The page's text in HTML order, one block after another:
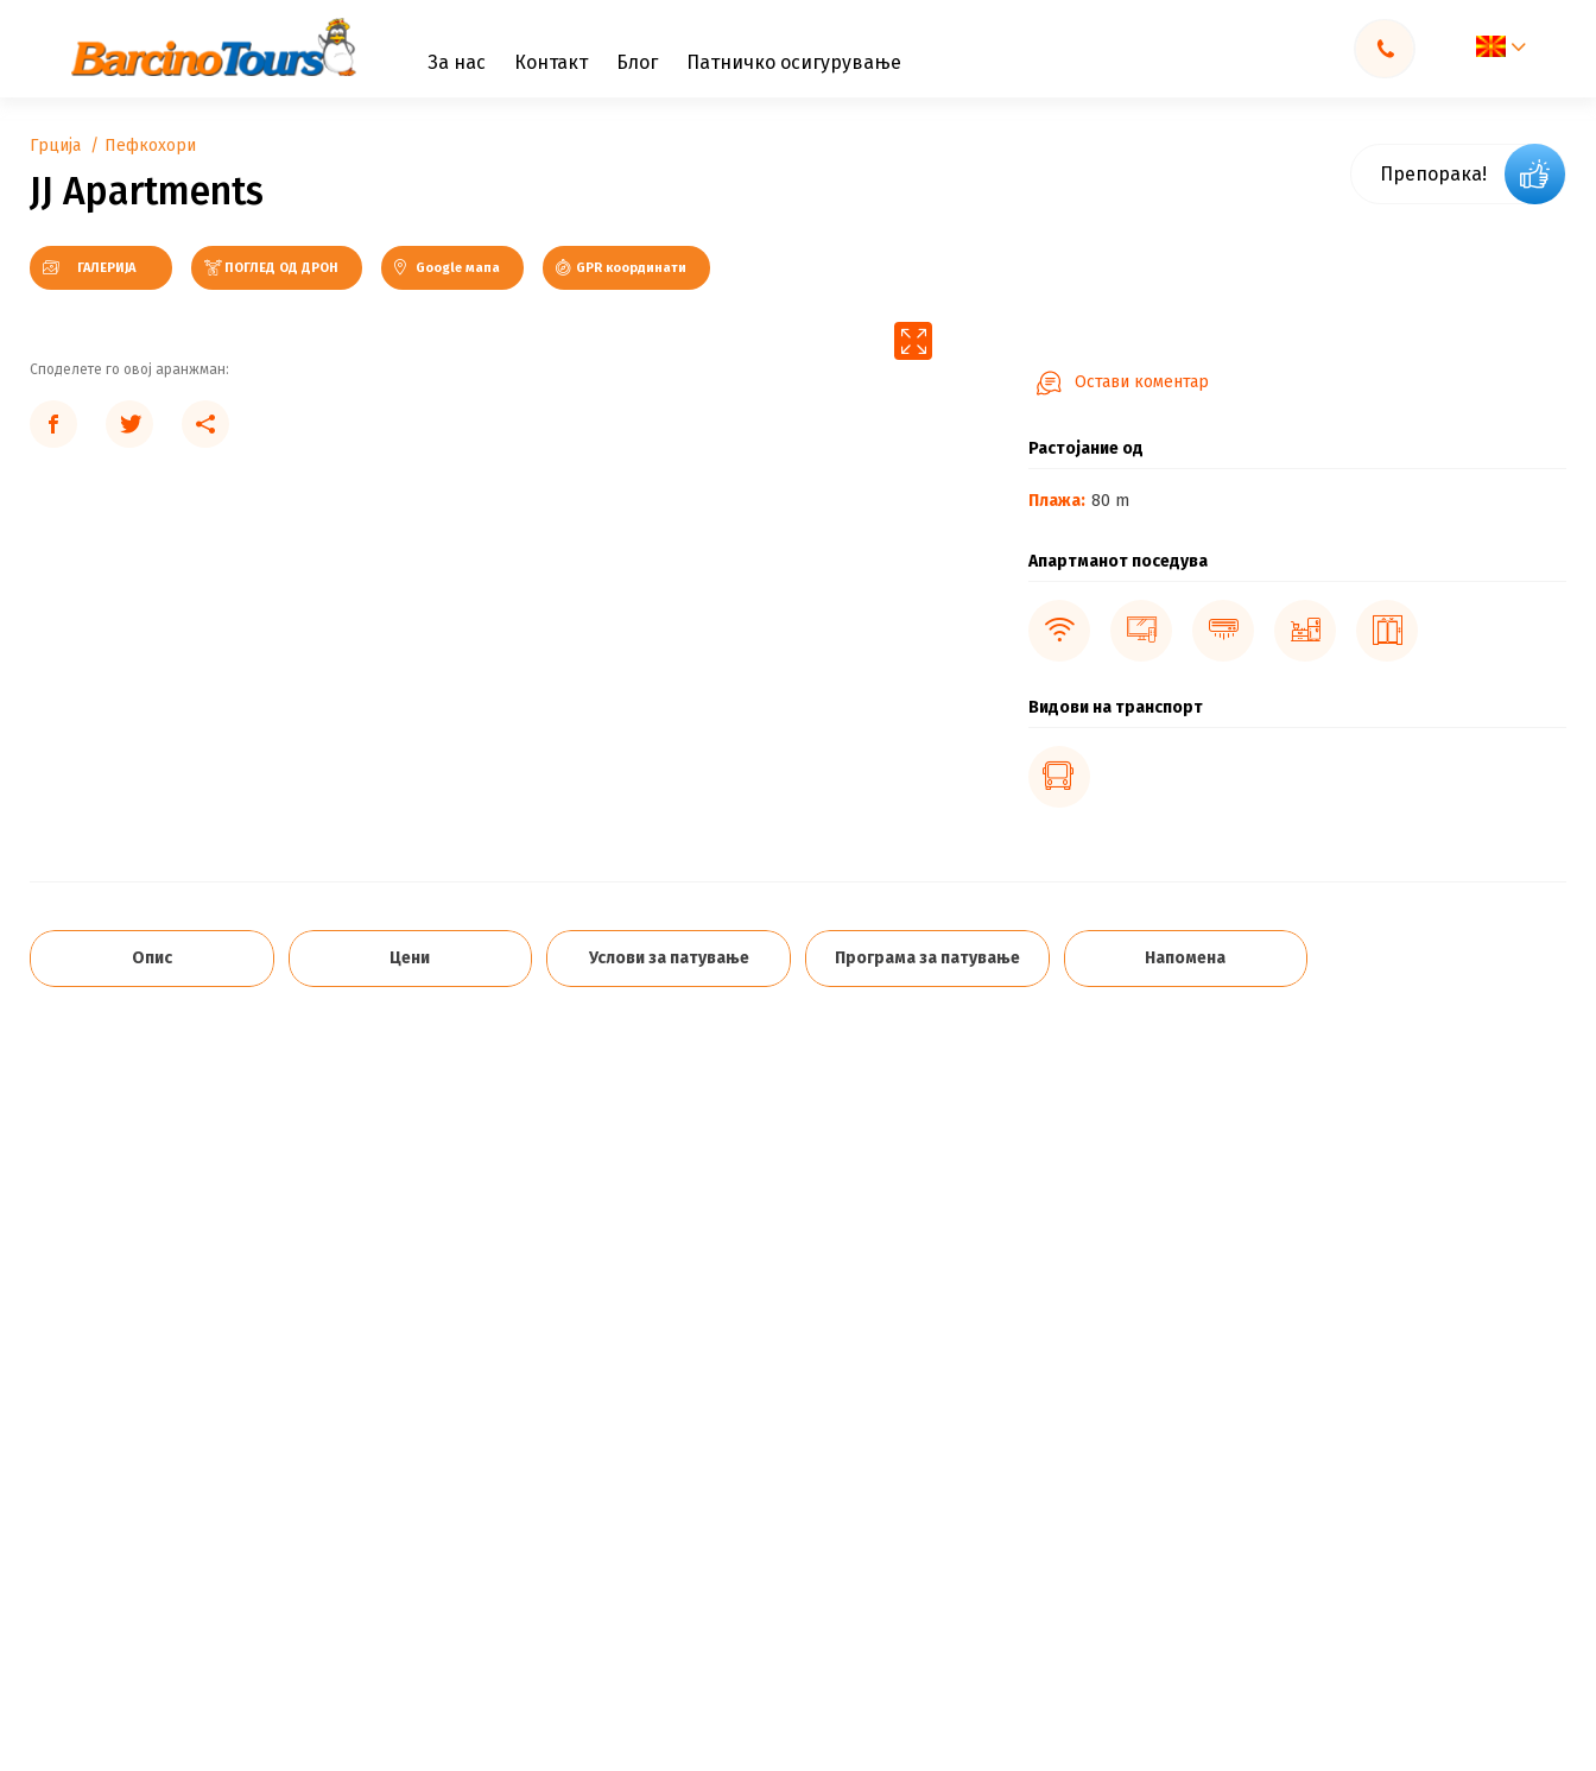
За нас Контакт Блог Патничко осигурување
Грција Пефкохори
JJ Apartments Препорака!
ГАЛЕРИЈА ПОГЛЕД ОД ДРОН Google мапа GPR координати
Споделете го овој аранжман:
Остави коментар
Растојание од
Плажа: 80 m
Апартманот поседува
Видови на транспорт
Опис Цени Услови за патување Програма за патување Напомена